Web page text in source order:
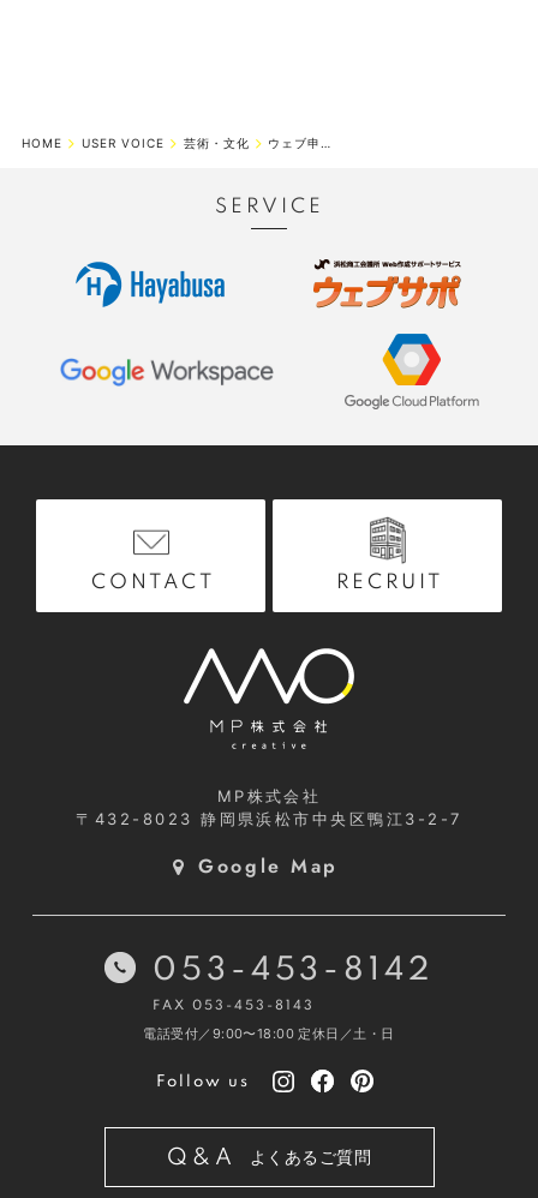
HOME USER VOICE 芸術・文化 ウェブ申込開始で全国からのお問い合わせが増加
SERVICE
CONTACT RECRUIT
MP株式会社
〒432-8023静岡県浜松市中央区鴨江3-2-7
Google Map
053-453-8142
FAX 053-453-8143
電話受付／9:00〜18:00 定休日／土・日
Follow us
Q&A よくあるご質問